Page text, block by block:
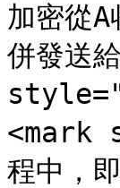
加密從
併發送
<mark
程中，